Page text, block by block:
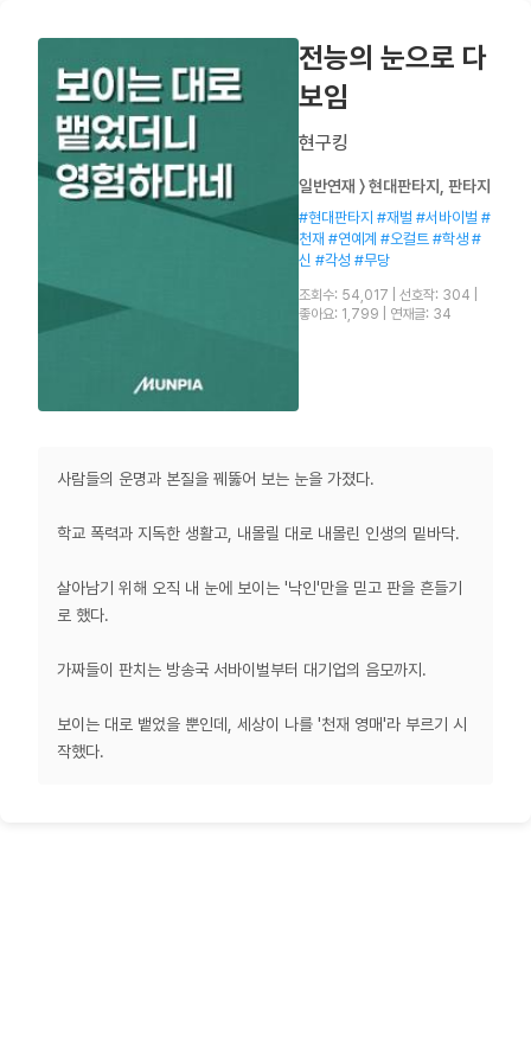
전능의 눈으로 다
보임
현구킹
일반연재 〉 현대판타지, 판타지
#현대판타지 #재벌 #서바이벌 #
천재 #연예계 #오컬트 #학생 #
신 #각성 #무당
조회수: 54,017 선호작: 304
좋아요: 1,799
연재글: 34
사람들의 운명과 본질을 꿰뚫어 보는 눈을 가졌다.
학교 폭력과 지독한 생활고, 내몰릴 대로 내몰린 인생의 밑바닥.
살아남기 위해 오직 내 눈에 보이는 '낙인'만을 믿고 판을 흔들기
로 했다.
가짜들이 판치는 방송국 서바이벌부터 대기업의 음모까지.
보이는 대로 뱉었을 뿐인데, 세상이 나를 '천재 영매'라 부르기 시
작했다.